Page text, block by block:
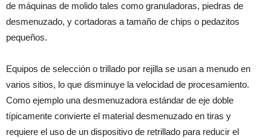
de máquinas de molido tales como granuladoras, piedras de
desmenuzado, y cortadoras a tamaño de chips o pedazitos
pequeños.
Equipos de selección o trillado por rejilla se usan a menudo en
varios sitios, lo que disminuye la velocidad de procesamiento.
Como ejemplo una desmenuzadora estándar de eje doble
típicamente convierte el material desmenuzado en tiras y
requiere el uso de un dispositivo de retrillado para reducir el